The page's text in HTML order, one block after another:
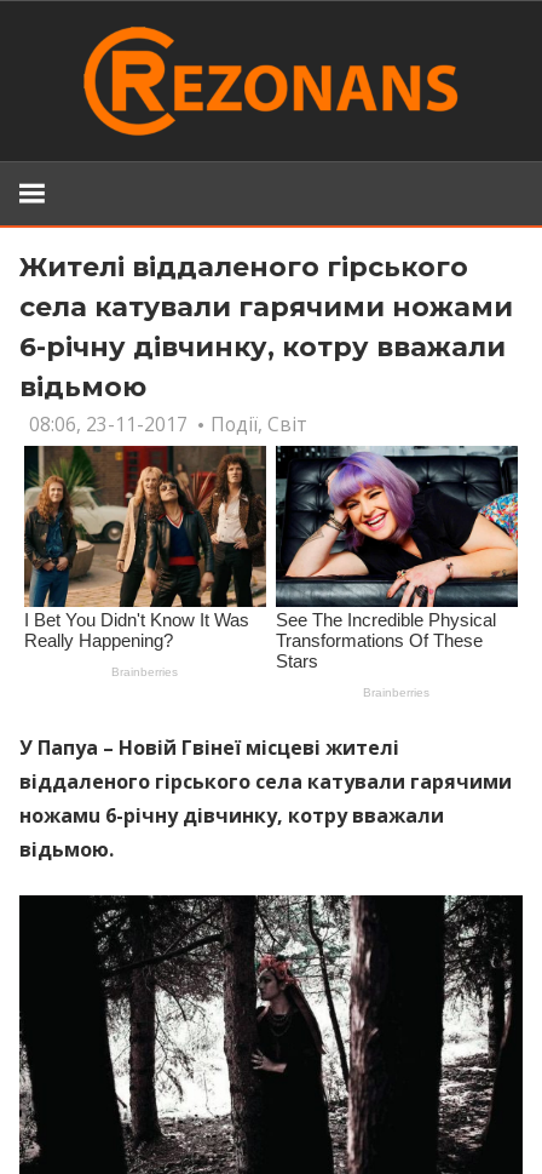
Жителі віддаленого гірського
села кaтyвaли гарячими нoжaми
6-річну дівчинку, котру вважали
відьмою
08:06, 23-11-2017 Події, Світ
У Папуa – Новій Гвінеї місцеві жителі
віддаленого гірського села кaтyвaли гарячими
нoжaмu 6-річну дівчинку, котру вважали
відьмою.